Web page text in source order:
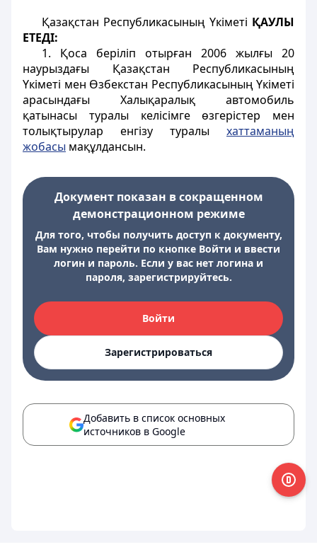
Қазақстан Республикасының Үкіметі ҚАУЛЫ
ЕТЕДІ:
1. Қоса беріліп отырған 2006 жылғы 20
наурыздағы Қазақстан Республикасының
Үкіметі мен Өзбекстан Республикасының Үкіметі
арасындағы Халықаралық автомобиль
қатынасы туралы келісімге өзгерістер мен
толықтырулар енгізу туралы хаттаманың
жобасы мақұлдансын.
Документ показан в сокращенном
демонстрационном режиме
Для того, чтобы получить доступ к документу,
Вам нужно перейти по кнопке Войти и ввести
логин и пароль. Если у вас нет логина и
пароля, зарегистрируйтесь.
Войти
Зарегистрироваться
Добавить в список основных
источников в Google